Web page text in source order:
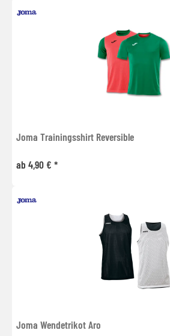
Joma Trainingsshirt Reversible
ab 4,90 € *
Joma Wendetrikot Aro